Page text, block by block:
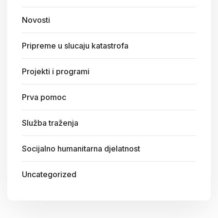
Novosti
Pripreme u slucaju katastrofa
Projekti i programi
Prva pomoc
Služba traženja
Socijalno humanitarna djelatnost
Uncategorized